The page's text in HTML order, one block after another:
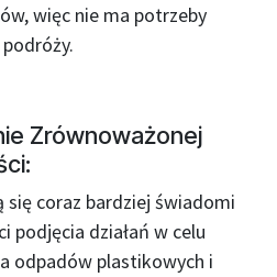
więc nie ma potrzeby
Zrównoważonej
się coraz bardziej świadomi
podjęcia działań w celu
odpadów plastikowych i